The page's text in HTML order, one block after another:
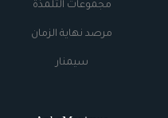
مجموعات التلمذة
مرصد نهاية الزمان
سيمنار